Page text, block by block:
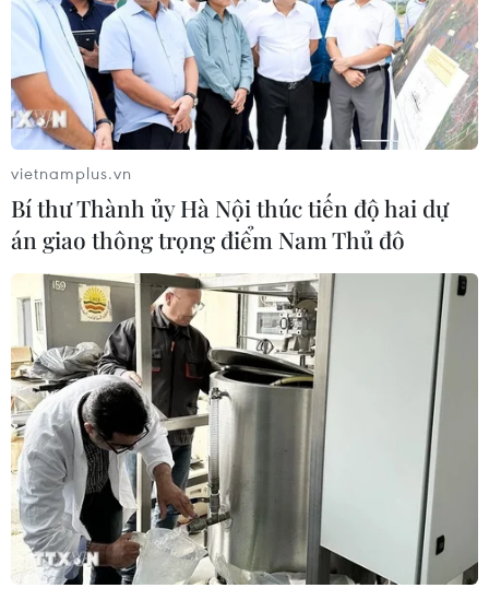
vietnamplus.vn
Bí thư Thành ủy Hà Nội thúc tiến độ hai dự
án giao thông trọng điểm Nam Thủ đô